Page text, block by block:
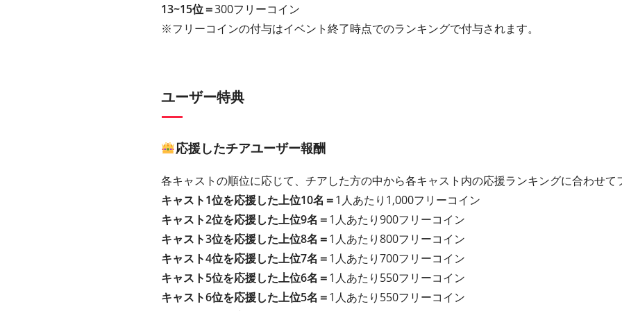
13~15位＝300フリーコイン
※フリーコインの付与はイベント終了時点でのランキングで付与されます。
ユーザー特典
応援したチアユーザー報酬
各キャストの順位に応じて、チアした方の中から各キャスト内の応援ランキングに合わせて
キャスト1位を応援した上位10名＝1人あたり1,000フリーコイン
キャスト2位を応援した上位9名＝1人あたり900フリーコイン
キャスト3位を応援した上位8名＝1人あたり800フリーコイン
キャスト4位を応援した上位7名＝1人あたり700フリーコイン
キャスト5位を応援した上位6名＝1人あたり550フリーコイン
キャスト6位を応援した上位5名＝1人あたり550フリーコイン